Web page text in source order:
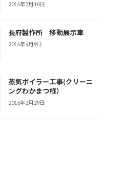
2016年7月10日
長府製作所 移動展示車
2016年6月9日
蒸気ボイラー工事(クリーニ
ングわかまつ様）
2016年2月29日